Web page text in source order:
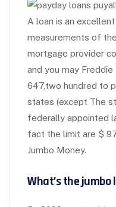
A loan is an
measurements of
mortgage provider
and you may
647,two hundred to
states (except The
federally appointed
fact the limit are $
Jumbo Money.
What’s the